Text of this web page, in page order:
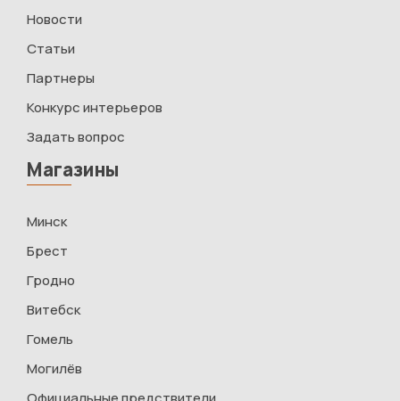
Новости
Статьи
Партнеры
Конкурс интерьеров
Задать вопрос
Магазины
Минск
Брест
Гродно
Витебск
Гомель
Могилёв